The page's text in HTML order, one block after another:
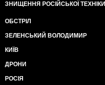
ЗНИЩЕННЯ РОСІЙСЬКОЇ ТЕХНІКИ
ОБСТРІЛ
ЗЕЛЕНСЬКИЙ ВОЛОДИМИР
КИЇВ
ДРОНИ
РОСІЯ